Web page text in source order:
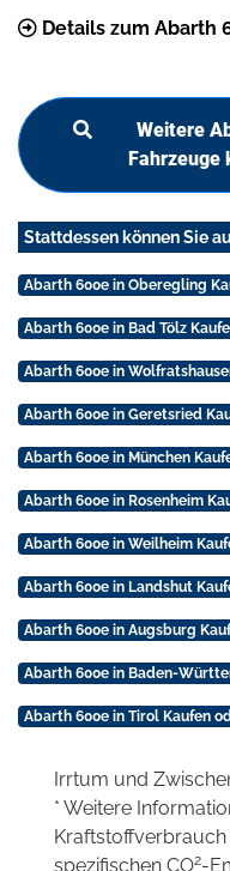
Details zum Abarth
Weitere
Fahrzeuge
Stattdessen können Sie
Abarth 600e in Oberegling
Abarth 600e in Bad Tölz
Abarth 600e in
Abarth 600e in Geretsried
Abarth 600e in München
Abarth 600e in Rosenheim
Abarth 600e in Weilheim
Abarth 600e in Landshut
Abarth 600e in Augsburg
Abarth 600e in Baden-
Abarth 600e in Tirol Kaufen
Irrtum und
* Weitere
spezifischen CO2-